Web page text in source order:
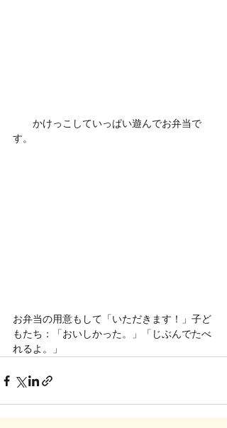
かけっこしていっぱい遊んでお弁当で
す。
お弁当の用意もして「いただきます！」子ど
もたち：「おいしかった。」「じぶんでたべ
れるよ。」